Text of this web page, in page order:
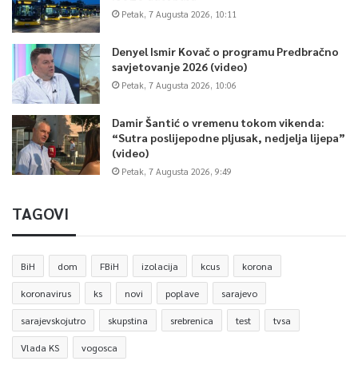
0
Article Rating
Petak, 7 Augusta 2026, 10:11
Denyel Ismir Kovač o programu Predbračno
savjetovanje 2026 (video)
Petak, 7 Augusta 2026, 10:06
Damir Šantić o vremenu tokom vikenda:
“Sutra poslijepodne pljusak, nedjelja lijepa”
(video)
Petak, 7 Augusta 2026, 9:49
TAGOVI
BiH dom FBiH izolacija kcus korona
koronavirus ks novi poplave sarajevo
sarajevskojutro skupstina srebrenica test tvsa
Vlada KS vogosca